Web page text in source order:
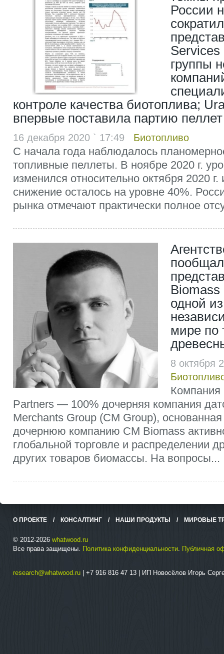
России
Services
группы
контроле качества биотоплива;
впервые поставила партию
16 декабря 2020 ` 17:49 Биотопливо
С начала года наблюдалось
топливные пеллеты. В ноябре 2020 г.
изменился относительно октября 2020 г.
снижение осталось на уровне 40%.
рынка отмечают практически полное
одной
мире по
8 октября
Компания
Partners — 100% дочерняя компания
Merchants Group (CM Group),
дочернюю компанию CM Biomass
глобальной торговле и распределении
других товаров биомассы. На вопросы...
О ПРОЕКТЕ / КОНСАЛТИНГ / НАШИ ПРОДУКТЫ / МИРОВЫЕ
© 2012-2026 whatwood.ru
Все права защищены. Политика конфиденциальности. Публичная
research@whatwood.ru | +7 916 816 47 13 | ИП Новосёлов Игорь